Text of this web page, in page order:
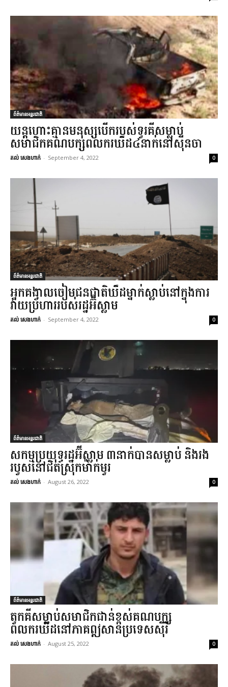
ព័ត៌មានអន្តរជាតិ
យន្តហោះគ្មានមនុស្សបើករបស់ទួរគីសម្លាប់
សមាជិកគណបក្សពលករឃឺដ៤នាក់នៅស៊ីនចា
គល់ សេងហាក់ - September 4, 2022 0
ព័ត៌មានអន្តរជាតិ
អ្នកគង្វាលចៀមជនជាតិឃឺដម្នាក់ស្លាប់នៅក្នុងការ
វាយប្រហាររបស់រដ្ឋអ៊ីស្លាម
គល់ សេងហាក់ - September 4, 2022 0
ព័ត៌មានអន្តរជាតិ
សកម្មប្រយុទ្ធរដ្ឋអ៊ីស្លាម ៣នាក់បានសម្លាប់ និងរង
របួសនៅជិតស្រុកម៉ាក់មួរ
គល់ សេងហាក់ - August 26, 2022 0
ព័ត៌មានអន្តរជាតិ
តួកគី​សម្លាប់​សមាជិក​ជាន់​ខ្ពស់គណបក្ស
ពលករឃឺដនៅភាគឦសានប្រទេសស៊ីរី
គល់ សេងហាក់ - August 25, 2022 0